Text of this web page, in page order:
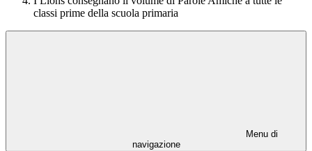
classi prime della scuola primaria
Menu di
navigazione